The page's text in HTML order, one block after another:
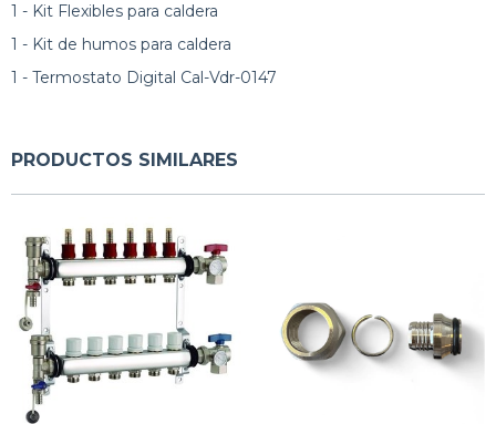
1 - Kit Flexibles para caldera
1 - Kit de humos para caldera
1 - Termostato Digital Cal-Vdr-0147
PRODUCTOS SIMILARES